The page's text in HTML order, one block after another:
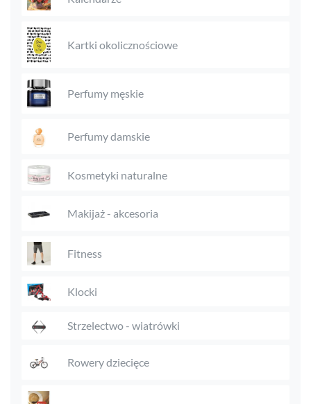
Kartki okolicznościowe
Perfumy męskie
Perfumy damskie
Kosmetyki naturalne
Makijaż - akcesoria
Fitness
Klocki
Strzelectwo - wiatrówki
Rowery dziecięce